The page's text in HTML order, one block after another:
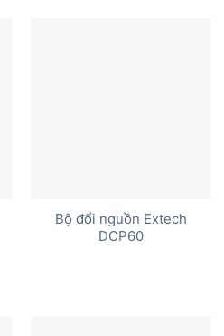
Bộ đổi nguồn Extech
DCP60